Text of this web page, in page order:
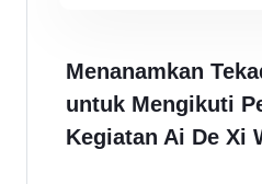
Menanamkan
untuk Mengikuti
Kegiatan Ai De Xi